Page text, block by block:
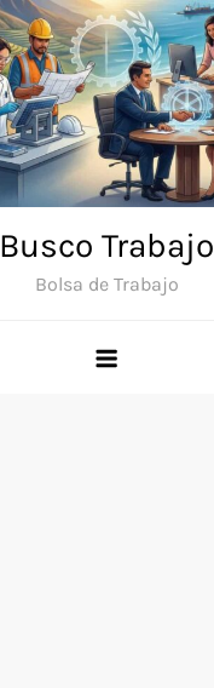
Busco Trabajo
Bolsa de Trabajo